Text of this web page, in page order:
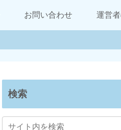
お問い合わせ 運営
検索